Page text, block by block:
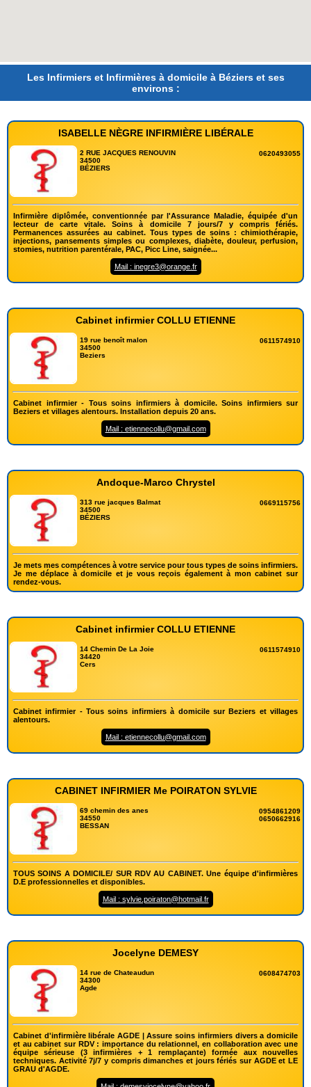
Les Infirmiers et Infirmières à domicile à Béziers et ses
environs :
ISABELLE NÈGRE INFIRMIÈRE LIBÉRALE
2 RUE JACQUES RENOUVIN
34500
BÉZIERS
0620493055
Infirmière diplômée, conventionnée par l'Assurance Maladie, équipée d'un
lecteur de carte vitale. Soins à domicile 7 jours/7 y compris fériés.
Permanences assurées au cabinet. Tous types de soins : chimiothérapie,
injections, pansements simples ou complexes, diabète, douleur, perfusion,
stomies, nutrition parentérale, PAC, Picc Line, saignée...
Mail : inegre3@orange.fr
Cabinet infirmier COLLU ETIENNE
19 rue benoît malon
34500
Beziers
0611574910
Cabinet infirmier - Tous soins infirmiers à domicile. Soins infirmiers sur
Beziers et villages alentours. Installation depuis 20 ans.
Mail : etiennecollu@gmail.com
Andoque-Marco Chrystel
313 rue jacques Balmat
34500
BÉZIERS
0669115756
Je mets mes compétences à votre service pour tous types de soins infirmiers.
Je me déplace à domicile et je vous reçois également à mon cabinet sur
rendez-vous.
Cabinet infirmier COLLU ETIENNE
14 Chemin De La Joie
34420
Cers
0611574910
Cabinet infirmier - Tous soins infirmiers à domicile sur Beziers et villages
alentours.
Mail : etiennecollu@gmail.com
CABINET INFIRMIER Me POIRATON SYLVIE
69 chemin des anes
34550
BESSAN
0954861209
0650662916
TOUS SOINS A DOMICILE/ SUR RDV AU CABINET. Une équipe d'infirmières
D.E professionnelles et disponibles.
Mail : sylvie.poiraton@hotmail.fr
Jocelyne DEMESY
14 rue de Chateaudun
34300
Agde
0608474703
Cabinet d'infirmière libérale AGDE | Assure soins infirmiers divers a domicile
et au cabinet sur RDV : importance du relationnel, en collaboration avec une
équipe sérieuse (3 infirmières + 1 remplaçante) formée aux nouvelles
techniques. Activité 7j/7 y compris dimanches et jours fériés sur AGDE et LE
GRAU d'AGDE.